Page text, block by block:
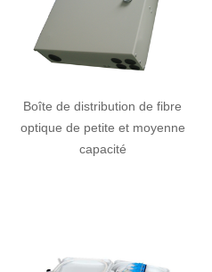
Boîte de distribution de fibre
optique de petite et moyenne
capacité